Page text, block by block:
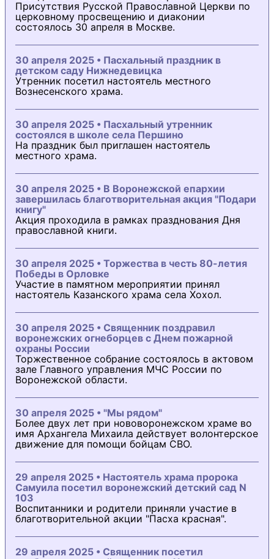
Присутствия Русской Православной Церкви по
церковному просвещению и диаконии
состоялось 30 апреля в Москве.
30 апреля 2025 • Пасхальный праздник в
детском саду Нижнедевицка
Утренник посетил настоятель местного
Вознесенского храма.
30 апреля 2025 • Пасхальный утренник
состоялся в школе села Першино
На праздник был приглашен настоятель
местного храма.
30 апреля 2025 • В Воронежской епархии
завершилась благотворительная акция "Подари
книгу"
Акция проходила в рамках празднования Дня
православной книги.
30 апреля 2025 • Торжества в честь 80-летия
Победы в Орловке
Участие в памятном мероприятии принял
настоятель Казанского храма села Хохол.
30 апреля 2025 • Священник поздравил
воронежских огнеборцев с Днем пожарной
охраны России
Торжественное собрание состоялось в актовом
зале Главного управления МЧС России по
Воронежской области.
30 апреля 2025 • "Мы рядом"
Более двух лет при нововоронежском храме во
имя Архангела Михаила действует волонтерское
движение для помощи бойцам СВО.
29 апреля 2025 • Настоятель храма пророка
Самуила посетил воронежский детский сад N
103
Воспитанники и родители приняли участие в
благотворительной акции "Пасха красная".
29 апреля 2025 • Священник посетил